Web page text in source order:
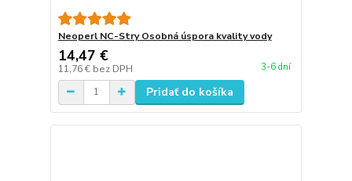
Neoperl NC-Stry Osobná úspora kvality vody
14,47 €
11,76 € bez DPH 3-6 dní
Pridať do košíka